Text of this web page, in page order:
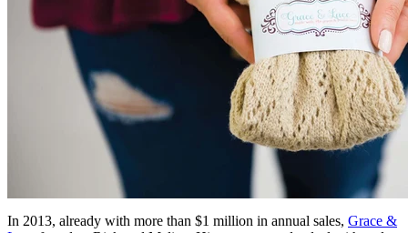
In 2013, already with more than $1 million in annual sales, Grace &